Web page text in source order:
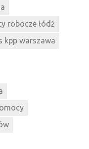
robocze łódź
kpp warszawa